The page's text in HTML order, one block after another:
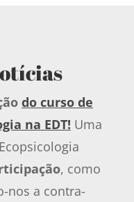
do curso de
na EDT! Uma
, como
nos a contra-